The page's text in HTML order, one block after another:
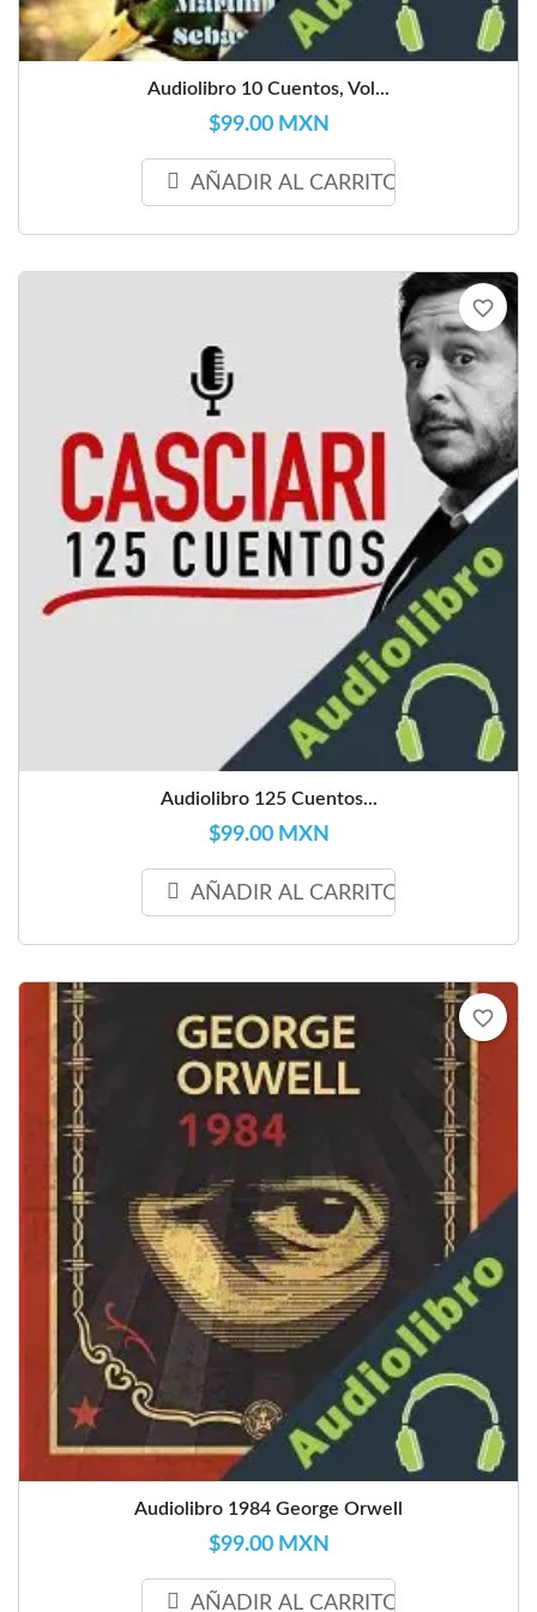
Audiolibro 10 Cuentos, Vol...
$99.00 MXN
AÑADIR AL CARRITO
Audiolibro 125 Cuentos...
$99.00 MXN
AÑADIR AL CARRITO
favorite_border
Audiolibro 1984 George Orwell
$99.00 MXN
AÑADIR AL CARRITO
favorite_border